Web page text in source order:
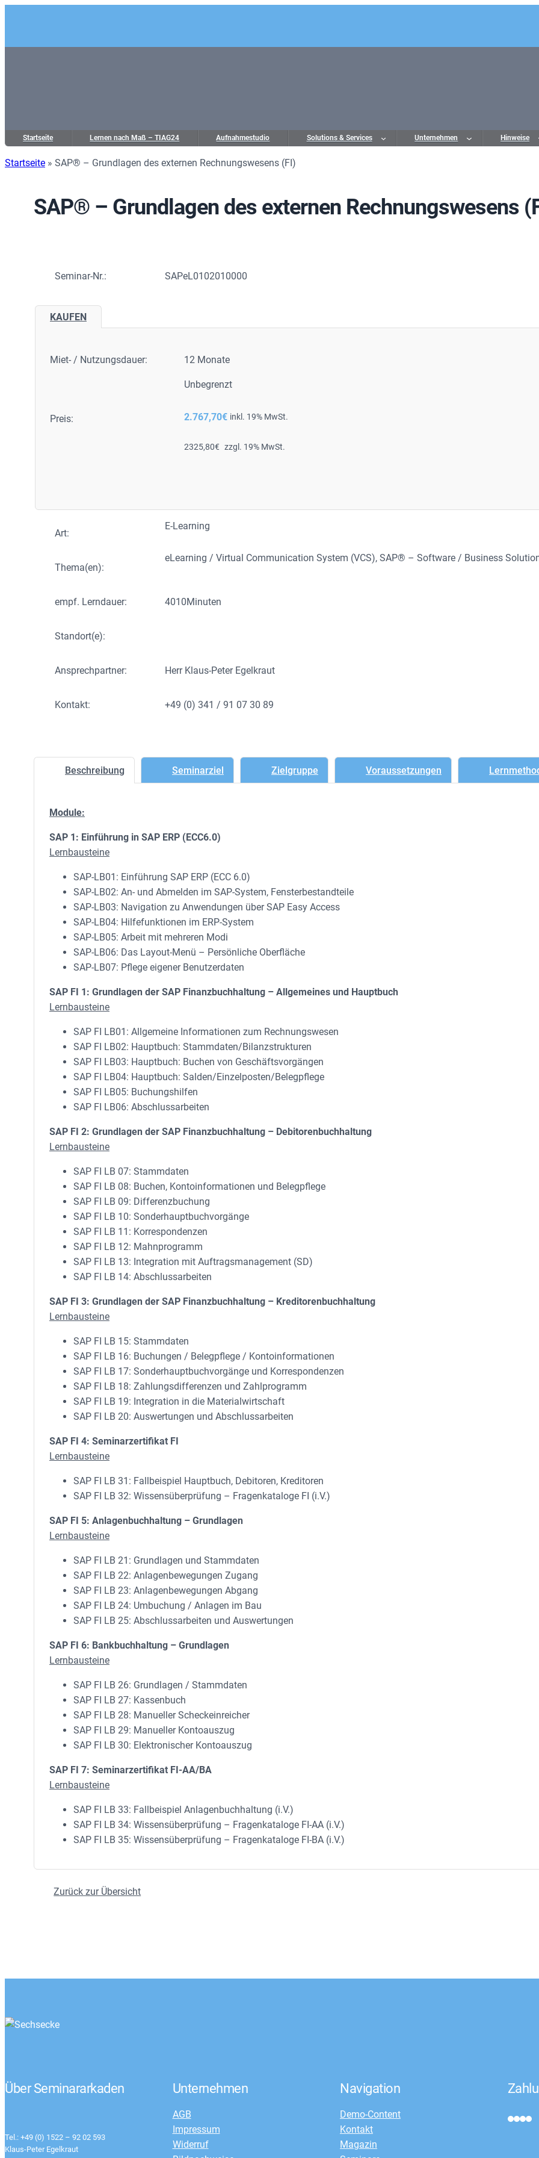
Startseite Lernen nach Maß – TIAG24 Aufnahmestudio Solutions & Services Unternehmen Hinweise
Startseite » SAP® – Grundlagen des externen Rechnungswesens (FI)
SAP® – Grundlagen des externen Rechnungswesens
Seminar-Nr.: SAPeL0102010000
KAUFEN
Miet- / Nutzungsdauer: 12 Monate
Unbegrenzt
Preis: 2.767,70€ inkl. 19% MwSt.
2325,80€ zzgl. 19% MwSt.
Art:
E-Learning
Thema(en):
eLearning / Virtual Communication System (VCS), SAP® – Software / Business
empf. Lerndauer: 4010Minuten
Standort(e):
Ansprechpartner: Herr Klaus-Peter Egelkraut
Kontakt: +49 (0) 341 / 91 07 30 89
Beschreibung Seminarziel Zielgruppe Voraussetzungen
Module:
SAP 1: Einführung in SAP ERP (ECC6.0)
Lernbausteine
SAP-LB01: Einführung SAP ERP (ECC 6.0)
SAP-LB02: An- und Abmelden im SAP-System, Fensterbestandteile
SAP-LB03: Navigation zu Anwendungen über SAP Easy Access
SAP-LB04: Hilfefunktionen im ERP-System
SAP-LB05: Arbeit mit mehreren Modi
SAP-LB06: Das Layout-Menü – Persönliche Oberfläche
SAP-LB07: Pflege eigener Benutzerdaten
SAP FI 1: Grundlagen der SAP Finanzbuchhaltung – Allgemeines und Hauptbuch
Lernbausteine
SAP FI LB01: Allgemeine Informationen zum Rechnungswesen
SAP FI LB02: Hauptbuch: Stammdaten/Bilanzstrukturen
SAP FI LB03: Hauptbuch: Buchen von Geschäftsvorgängen
SAP FI LB04: Hauptbuch: Salden/Einzelposten/Belegpflege
SAP FI LB05: Buchungshilfen
SAP FI LB06: Abschlussarbeiten
SAP FI 2: Grundlagen der SAP Finanzbuchhaltung – Debitorenbuchhaltung
Lernbausteine
SAP FI LB 07: Stammdaten
SAP FI LB 08: Buchen, Kontoinformationen und Belegpflege
SAP FI LB 09: Differenzbuchung
SAP FI LB 10: Sonderhauptbuchvorgänge
SAP FI LB 11: Korrespondenzen
SAP FI LB 12: Mahnprogramm
SAP FI LB 13: Integration mit Auftragsmanagement (SD)
SAP FI LB 14: Abschlussarbeiten
SAP FI 3: Grundlagen der SAP Finanzbuchhaltung – Kreditorenbuchhaltung
Lernbausteine
SAP FI LB 15: Stammdaten
SAP FI LB 16: Buchungen / Belegpflege / Kontoinformationen
SAP FI LB 17: Sonderhauptbuchvorgänge und Korrespondenzen
SAP FI LB 18: Zahlungsdifferenzen und Zahlprogramm
SAP FI LB 19: Integration in die Materialwirtschaft
SAP FI LB 20: Auswertungen und Abschlussarbeiten
SAP FI 4: Seminarzertifikat FI
Lernbausteine
SAP FI LB 31: Fallbeispiel Hauptbuch, Debitoren, Kreditoren
SAP FI LB 32: Wissensüberprüfung – Fragenkataloge FI (i.V.)
SAP FI 5: Anlagenbuchhaltung – Grundlagen
Lernbausteine
SAP FI LB 21: Grundlagen und Stammdaten
SAP FI LB 22: Anlagenbewegungen Zugang
SAP FI LB 23: Anlagenbewegungen Abgang
SAP FI LB 24: Umbuchung / Anlagen im Bau
SAP FI LB 25: Abschlussarbeiten und Auswertungen
SAP FI 6: Bankbuchhaltung – Grundlagen
Lernbausteine
SAP FI LB 26: Grundlagen / Stammdaten
SAP FI LB 27: Kassenbuch
SAP FI LB 28: Manueller Scheckeinreicher
SAP FI LB 29: Manueller Kontoauszug
SAP FI LB 30: Elektronischer Kontoauszug
SAP FI 7: Seminarzertifikat FI-AA/BA
Lernbausteine
SAP FI LB 33: Fallbeispiel Anlagenbuchhaltung (i.V.)
SAP FI LB 34: Wissensüberprüfung – Fragenkataloge FI-AA (i.V.)
SAP FI LB 35: Wissensüberprüfung – Fragenkataloge FI-BA (i.V.)
Zurück zur Übersicht
Über Seminararkaden
Tel.: +49 (0) 1522 – 92 02 593
Klaus-Peter Egelkraut
Unternehmen
AGB
Impressum
Widerruf
Navigation
Demo-Content
Kontakt
Magazin